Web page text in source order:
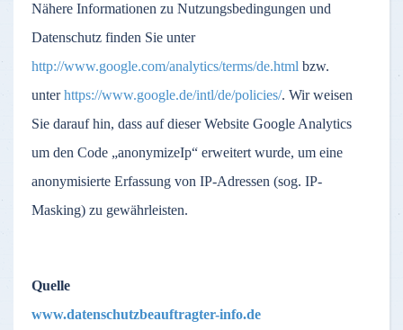
Nähere Informationen zu Nutzungsbedingungen und
Datenschutz finden Sie unter
http://www.google.com/analytics/terms/de.html bzw.
unterhttps://www.google.de/intl/de/policies/. Wir weisen
Sie darauf hin, dass auf dieser Website Google Analytics
um den Code „anonymizeIp“ erweitert wurde, um eine
anonymisierte Erfassung von IP-Adressen (sog. IP-
Masking) zu gewährleisten.
Quelle
www.datenschutzbeauftragter-info.de